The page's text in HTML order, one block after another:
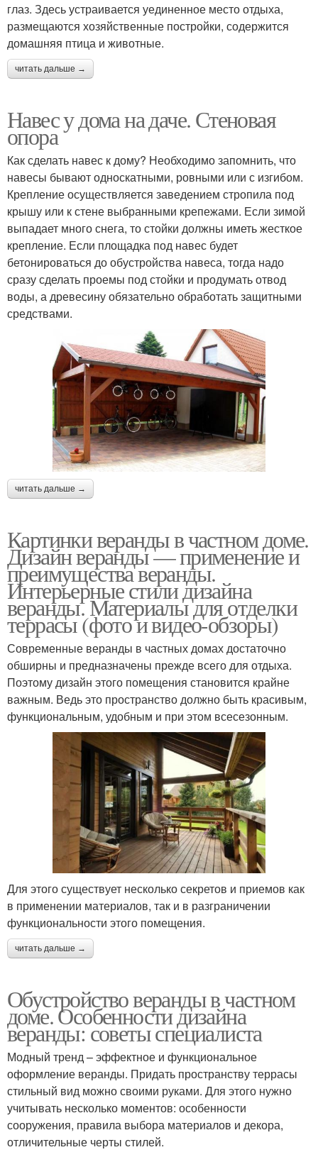
глаз. Здесь устраивается уединенное место отдыха,
размещаются хозяйственные постройки, содержится
домашняя птица и животные.
читать дальше →
Навес у дома на даче. Стеновая
опора
Как сделать навес к дому? Необходимо запомнить, что
навесы бывают односкатными, ровными или с изгибом.
Крепление осуществляется заведением стропила под
крышу или к стене выбранными крепежами. Если зимой
выпадает много снега, то стойки должны иметь жесткое
крепление. Если площадка под навес будет
бетонироваться до обустройства навеса, тогда надо
сразу сделать проемы под стойки и продумать отвод
воды, а древесину обязательно обработать защитными
средствами.
читать дальше →
Картинки веранды в частном доме.
Дизайн веранды — применение и
преимущества веранды.
Интерьерные стили дизайна
веранды. Материалы для отделки
террасы (фото и видео-обзоры)
Современные веранды в частных домах достаточно
обширны и предназначены прежде всего для отдыха.
Поэтому дизайн этого помещения становится крайне
важным. Ведь это пространство должно быть красивым,
функциональным, удобным и при этом всесезонным.
Для этого существует несколько секретов и приемов как
в применении материалов, так и в разграничении
функциональности этого помещения.
читать дальше →
Обустройство веранды в частном
доме. Особенности дизайна
веранды: советы специалиста
Модный тренд – эффектное и функциональное
оформление веранды. Придать пространству террасы
стильный вид можно своими руками. Для этого нужно
учитывать несколько моментов: особенности
сооружения, правила выбора материалов и декора,
отличительные черты стилей.